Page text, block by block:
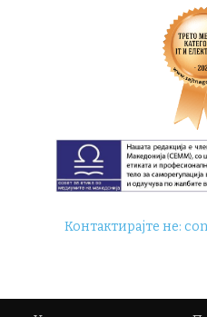
Контактирајте не: